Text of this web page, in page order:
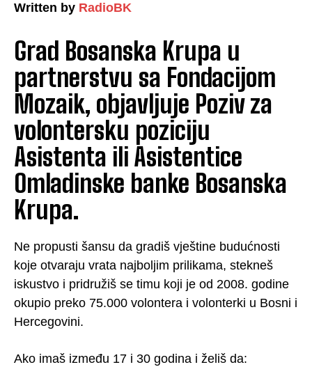
Written by RadioBK
Grad Bosanska Krupa u
partnerstvu sa Fondacijom
Mozaik, objavljuje Poziv za
volontersku poziciju
Asistenta ili Asistentice
Omladinske banke Bosanska
Krupa.
Ne propusti šansu da gradiš vještine budućnosti
koje otvaraju vrata najboljim prilikama, stekneš
iskustvo i pridružiš se timu koji je od 2008. godine
okupio preko 75.000 volontera i volonterki u Bosni i
Hercegovini.
Ako imaš između 17 i 30 godina i želiš da: